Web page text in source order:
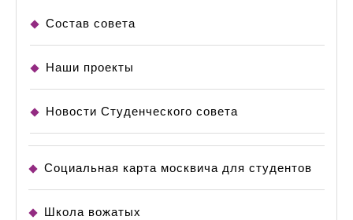
Состав совета
Наши проекты
Новости Студенческого совета
Социальная карта москвича для студентов
Школа вожатых